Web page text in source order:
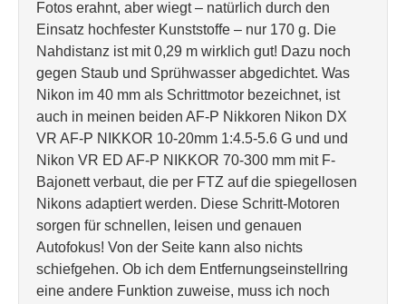
Fotos erahnt, aber wiegt – natürlich durch den
Einsatz hochfester Kunststoffe – nur 170 g. Die
Nahdistanz ist mit 0,29 m wirklich gut! Dazu noch
gegen Staub und Sprühwasser abgedichtet. Was
Nikon im 40 mm als Schrittmotor bezeichnet, ist
auch in meinen beiden AF-P Nikkoren Nikon DX
VR AF-P NIKKOR 10-20mm 1:4.5-5.6 G und und
Nikon VR ED AF-P NIKKOR 70-300 mm mit F-
Bajonett verbaut, die per FTZ auf die spiegellosen
Nikons adaptiert werden. Diese Schritt-Motoren
sorgen für schnellen, leisen und genauen
Autofokus! Von der Seite kann also nichts
schiefgehen. Ob ich dem Entfernungseinstellring
eine andere Funktion zuweise, muss ich noch